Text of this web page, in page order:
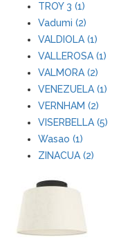
TROY 3 (1)
Vadumi (2)
VALDIOLA (1)
VALLEROSA (1)
VALMORA (2)
VENEZUELA (1)
VERNHAM (2)
VISERBELLA (5)
Wasao (1)
ZINACUA (2)